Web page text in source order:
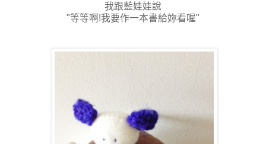
我跟藍娃娃說
"等等啊!我要作一本書給妳看喔"